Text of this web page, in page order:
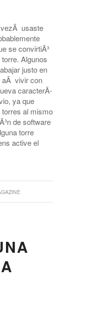
usaste
se convirtiÃ³
Algunos
justo en
aÂ vivir con
caracterÃ­
ya que
al mismo
de software
torre
active el